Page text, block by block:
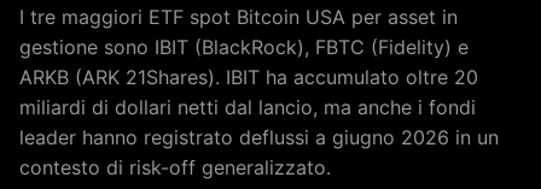
I tre maggiori ETF spot Bitcoin USA per asset in
gestione sono IBIT (BlackRock), FBTC (Fidelity) e
ARKB (ARK 21Shares). IBIT ha accumulato oltre 20
miliardi di dollari netti dal lancio, ma anche i fondi
leader hanno registrato deflussi a giugno 2026 in un
contesto di risk-off generalizzato.